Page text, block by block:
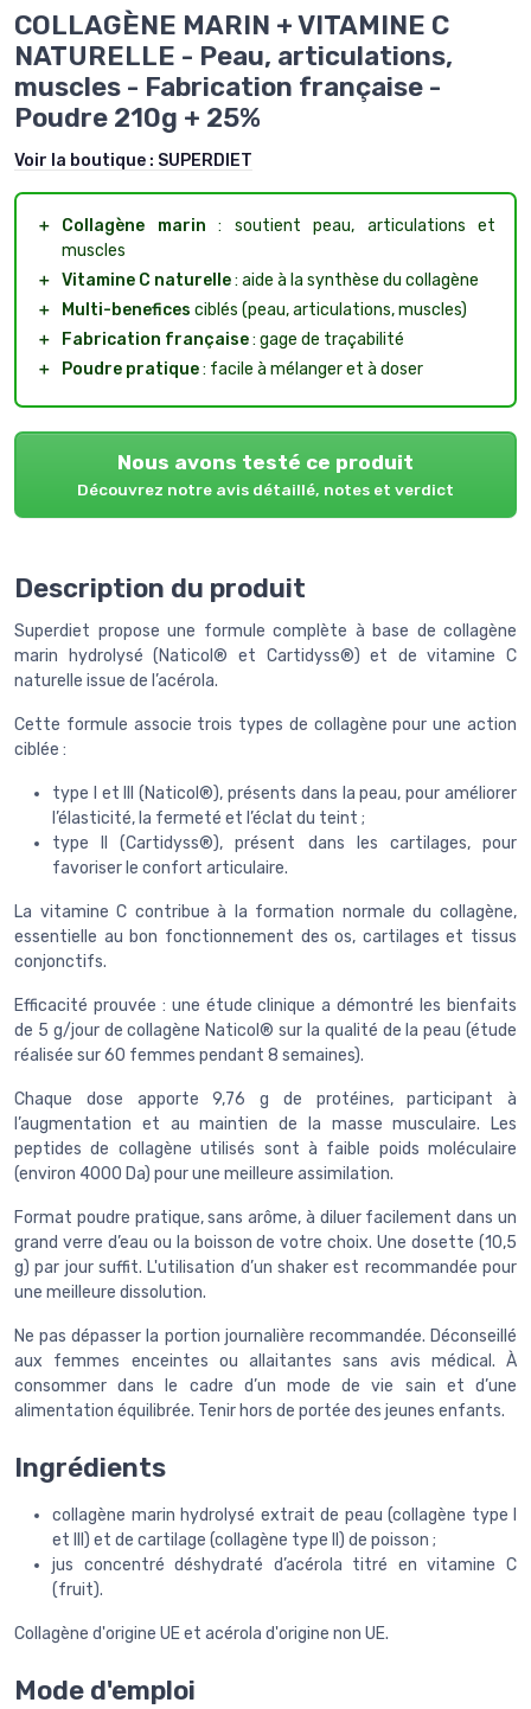
COLLAGÈNE MARIN + VITAMINE C
NATURELLE - Peau, articulations,
muscles - Fabrication française -
Poudre 210g + 25%
Voir la boutique : SUPERDIET
＋ Collagène marin : soutient peau, articulations et
muscles
＋ Vitamine C naturelle: aide à la synthèse du collagène
＋
Multi-benefices ciblés (peau, articulations, muscles)
＋
Fabrication française: gage de traçabilité
＋
Poudre pratique: facile à mélanger et à doser
Nous avons testé ce produit
Découvrez notre avis détaillé, notes et verdict
Description du produit
Superdiet propose une formule complète à base de collagène
marin hydrolysé (Naticol® et Cartidyss®) et de vitamine C
naturelle issue de l’acérola.
Cette formule associe trois types de collagène pour une action
ciblée :
type I et III (Naticol®), présents dans la peau, pour améliorer
l’élasticité, la fermeté et l’éclat du teint ;
type II (Cartidyss®), présent dans les cartilages, pour
favoriser le confort articulaire.
La vitamine C contribue à la formation normale du collagène,
essentielle au bon fonctionnement des os, cartilages et tissus
conjonctifs.
Efficacité prouvée : une étude clinique a démontré les bienfaits
de 5 g/jour de collagène Naticol® sur la qualité de la peau (étude
réalisée sur 60 femmes pendant 8 semaines).
Chaque dose apporte 9,76 g de protéines, participant à
l’augmentation et au maintien de la masse musculaire. Les
peptides de collagène utilisés sont à faible poids moléculaire
(environ 4000 Da) pour une meilleure assimilation.
Format poudre pratique, sans arôme, à diluer facilement dans un
grand verre d’eau ou la boisson de votre choix. Une dosette (10,5
g) par jour suffit. L'utilisation d’un shaker est recommandée pour
une meilleure dissolution.
Ne pas dépasser la portion journalière recommandée. Déconseillé
aux femmes enceintes ou allaitantes sans avis médical. À
consommer dans le cadre d’un mode de vie sain et d’une
alimentation équilibrée. Tenir hors de portée des jeunes enfants.
Ingrédients
collagène marin hydrolysé extrait de peau (collagène type I
et III) et de cartilage (collagène type II) de poisson ;
jus concentré déshydraté d’acérola titré en vitamine C
(fruit).
Collagène d'origine UE et acérola d'origine non UE.
Mode d'emploi